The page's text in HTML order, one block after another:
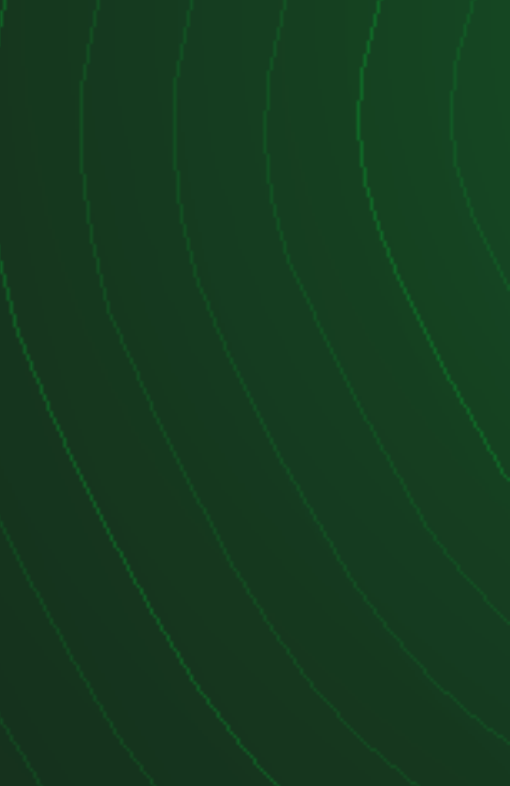
Tecnología avanzada:
Turbo de geometría variable para maximizar la
potencia a cualquier régimen de revoluciones.
Versatilidad:
Utilizado en vehículos familiares, SUV y
deportivos compactos.